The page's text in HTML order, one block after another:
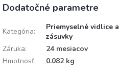
Dodatočné parametre
Kategória:
Priemyselné vidlice a
zásuvky
Záruka:
24 mesiacov
Hmotnosť: 0.082 kg